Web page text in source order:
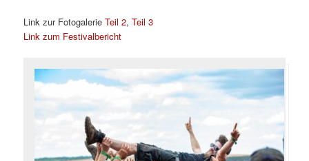
Link zur FotogalerieTeil 2,Teil 3
Link zum Festivalbericht